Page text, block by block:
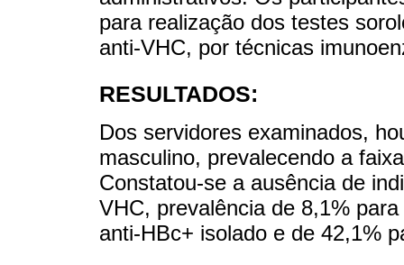
para realização dos testes
anti-VHC, por técnicas
RESULTADOS:
Dos servidores examinados,
masculino, prevalecendo a
Constatou-se a ausência de
VHC, prevalência de 8,1%
anti-HBc+ isolado e de 42,1%